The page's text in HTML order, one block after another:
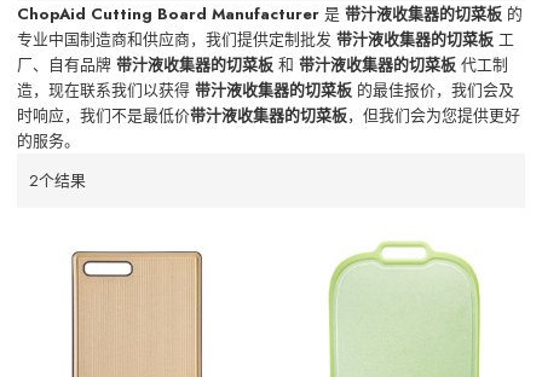
ChopAid Cutting Board Manufacturer 是带汁液收集器的切菜板 的
专业中国制造商和供应商，我们提供定制批发带汁液收集器的切菜板 工
厂、自有品牌带汁液收集器的切菜板 和带汁液收集器的切菜板 代工制
造，现在联系我们以获得带汁液收集器的切菜板 的最佳报价，我们会及
时响应，我们不是最低价带汁液收集器的切菜板，但我们会为您提供更好
的服务。
2个结果